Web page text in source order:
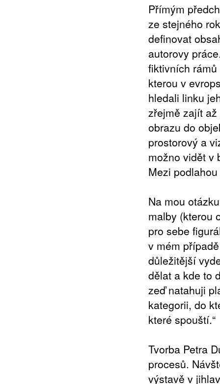
Přímým
ze stejného
definovat
autorovy
fiktivních
kterou v
hledali linku
zřejmě zajít
obrazu do
prostorový a
možno vidět v
Mezi
Na mou
malby (kterou
pro sebe
v mém
důležitější
dělat a kde to
zeď natahuji
kategorii, do
které spouští.“
Tvorba Petra
procesů.
výstavě v